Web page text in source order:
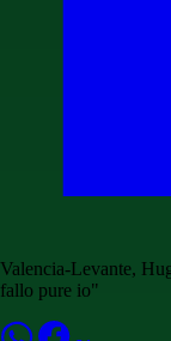
Valencia-Levante,
fallo pure io"